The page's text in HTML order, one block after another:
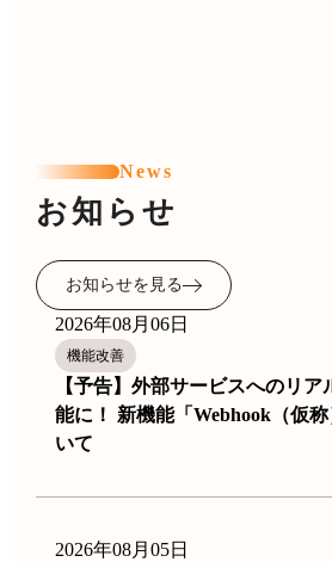
News
お知らせ
お知らせを見る
2026年08月06日
機能改善
【予告】外部サービスへのリ
能に！ 新機能「Webhook（仮
いて
2026年08月05日